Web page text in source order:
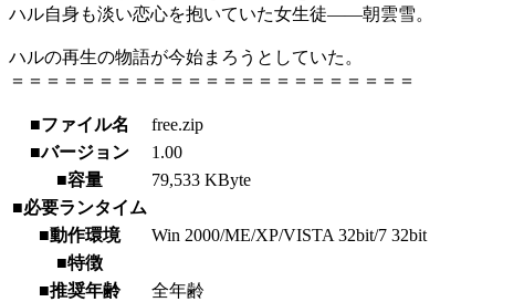
ハル自身も淡い恋心を抱いていた女生徒――朝雲雪。
ハルの再生の物語が今始まろうとしていた。
＝＝＝＝＝＝＝＝＝＝＝＝＝＝＝＝＝＝＝＝＝＝＝
■ファイル名
free.zip
■バージョン
1.00
■容量
79,533 KByte
■必要ランタイム
■動作環境
Win 2000/ME/XP/VISTA 32bit/7 32bit
■特徴
■推奨年齢
全年齢